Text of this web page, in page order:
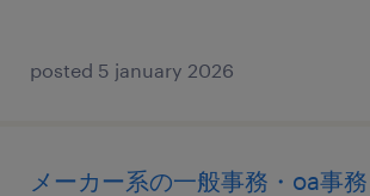
posted 5 january 2026
メーカー系の一般事務・oa事務